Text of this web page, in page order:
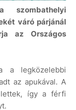
váró párjánál
az Országos
a legközelebbi
az apukával. A
lettek, így a férfi